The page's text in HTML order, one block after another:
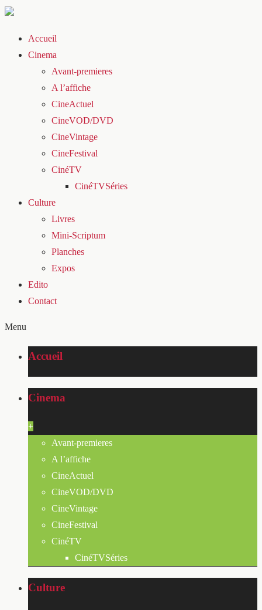
Accueil
Cinema
Avant-premieres
A l’affiche
CineActuel
CineVOD/DVD
CineVintage
CineFestival
CinéTV
CinéTVSéries
Culture
Livres
Mini-Scriptum
Planches
Expos
Edito
Contact
Menu
Accueil
Cinema
+
Avant-premieres
A l’affiche
CineActuel
CineVOD/DVD
CineVintage
CineFestival
CinéTV
CinéTVSéries
Culture